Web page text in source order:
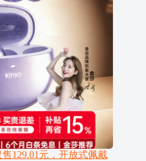
129.01元，开放式佩戴